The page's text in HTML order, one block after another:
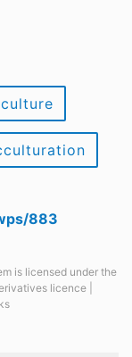
883
is licensed under the
licence |